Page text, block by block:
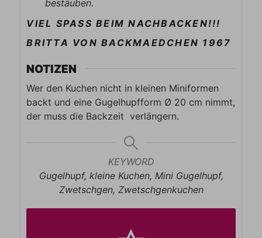
bestäuben.
VIEL SPASS BEIM NACHBACKEN!!!
BRITTA VON BACKMAEDCHEN 1967
NOTIZEN
Wer den Kuchen nicht in kleinen Miniformen
backt und eine Gugelhupfform Ø 20 cm nimmt,
der muss die Backzeit verlängern.
KEYWORD
Gugelhupf, kleine Kuchen, Mini Gugelhupf,
Zwetschgen, Zwetschgenkuchen